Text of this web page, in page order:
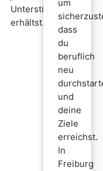
Unterstützung
erhältst.
um
dass
du
beruflich
neu
und
deine
Ziele
erreichst.
In
Freiburg